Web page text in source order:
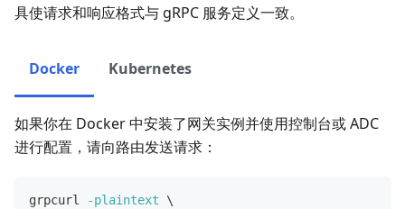
具使请求和响应格式与 gRPC 服务定义一致。
Docker Kubernetes
如果你在 Docker 中安装了网关实例并使用控制台或 ADC
进行配置，请向路由发送请求：
grpcurl -plaintext
\